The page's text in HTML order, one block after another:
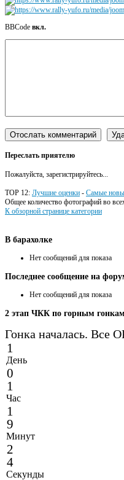
BBCode вкл.
Переслать приятелю
Пожалуйста, зарегистрируйтесь...
TOP 12: Лучшие оценки - Самые
Общее количество фотографий во
К обзорной странице категории
В барахолке
Нет сообщений для показа
Последнее сообщение на
Нет сообщений для показа
2 этап ЧКК по горным гонкам
Гонка началась. Все
1
День
0
1
Час
1
9
Минут
2
4
Секунды